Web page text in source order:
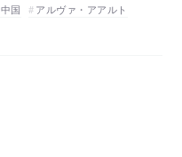
中国 アルヴァ・アアルト